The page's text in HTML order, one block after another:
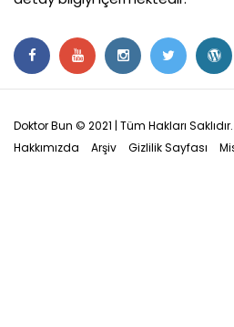
Doktor Bun © 2021 | Tüm Hakları Saklıdır.
Hakkımızda
Arşiv Gizlilik Sayfası